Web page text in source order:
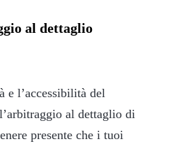
al dettaglio
e l’accessibilità del
al dettaglio di
presente che i tuoi